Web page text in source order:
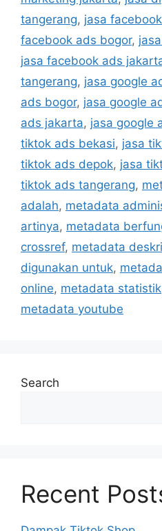
tangerang, jasa
facebook ads bogor,
jasa facebook ads
tangerang, jasa google
ads bogor, jasa google
ads jakarta, jasa google
tiktok ads bekasi, jasa
tiktok ads depok, jasa
tiktok ads tangerang,
adalah, metadata
artinya, metadata
crossref, metadata
digunakan untuk,
online, metadata statistik
metadata youtube
Search
Recent